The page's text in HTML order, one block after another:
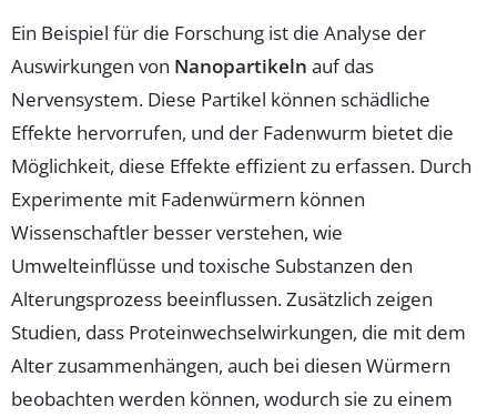
Ein Beispiel für die Forschung ist die Analyse der
Auswirkungen von Nanopartikeln auf das
Nervensystem. Diese Partikel können schädliche
Effekte hervorrufen, und der Fadenwurm bietet die
Möglichkeit, diese Effekte effizient zu erfassen. Durch
Experimente mit Fadenwürmern können
Wissenschaftler besser verstehen, wie
Umwelteinflüsse und toxische Substanzen den
Alterungsprozess beeinflussen. Zusätzlich zeigen
Studien, dass Proteinwechselwirkungen, die mit dem
Alter zusammenhängen, auch bei diesen Würmern
beobachten werden können, wodurch sie zu einem